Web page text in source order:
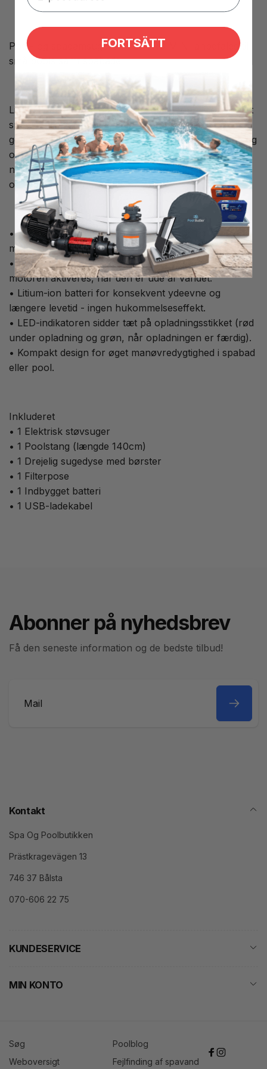
Pool- og spadamsugeren VEKTRO MINI anbefales til
små pools samt spabade
Lille og handy støvsuger til dig, der har en lille pool, et
spabad eller et swimspa. Den kommer med et
genopladeligt batteri, så den er meget nem at bruge og
oplade efter brug. I din støvsuger sidder der et
netfilter, som er genanvendeligt; du tager det nemt ud
og skyller det rent.
• Vandføler for at forhindre overophedning af
motoren, når den er ude af vandet.
• Magnetisk ON/OFF - afbryder for at forhindre, at
motoren aktiveres, når den er ude af vandet.
• Litium-ion batteri for konsekvent ydeevne og
længere levetid - ingen hukommelseseffekt.
• LED-indikatoren sidder tæt på opladningsstikket (rød
under opladning og grøn, når opladningen er færdig).
• Kompakt design for øget manøvredygtighed i spabad
eller pool.
Inkluderet
• 1 Elektrisk støvsuger
• 1 Poolstang (længde 140cm)
• 1 Drejelig sugedyse med børster
• 1 Filterpose
• 1 Indbygget batteri
• 1 USB-ladekabel
Abonner på nyhedsbrev
Få den seneste information og de bedste tilbud!
Kontakt
Spa Og Poolbutikken
Prästkragevägen 13
746 37 Bålsta
070-606 22 75
KUNDESERVICE
MIN KONTO
Søg
Poolblog
Weboversigt
Fejlfinding af spavand Facebook
Instagram
FORTSÄTT